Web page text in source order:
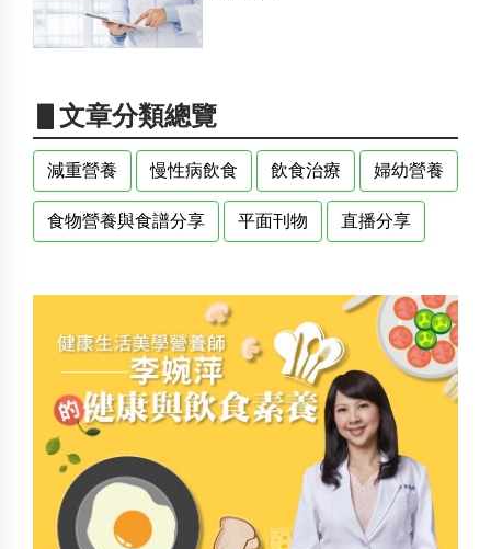
▋文章分類總覽
減重營養 慢性病飲食 飲食治療 婦幼營養
食物營養與食譜分享 平面刊物 直播分享